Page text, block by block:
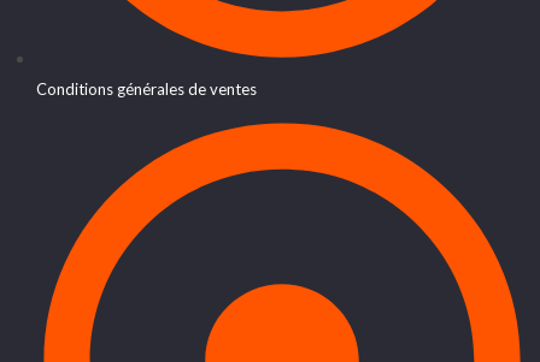
Conditions générales de ventes